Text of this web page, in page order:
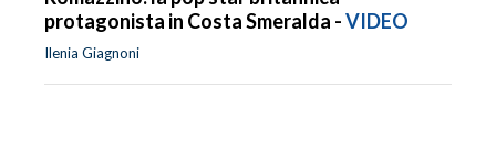
protagonista in Costa Smeralda -VIDEO
Ilenia Giagnoni